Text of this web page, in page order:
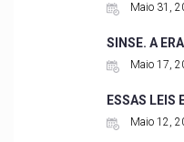
Maio 31,
SINSE. A
Maio 17,
ESSAS LEIS
Maio 12,